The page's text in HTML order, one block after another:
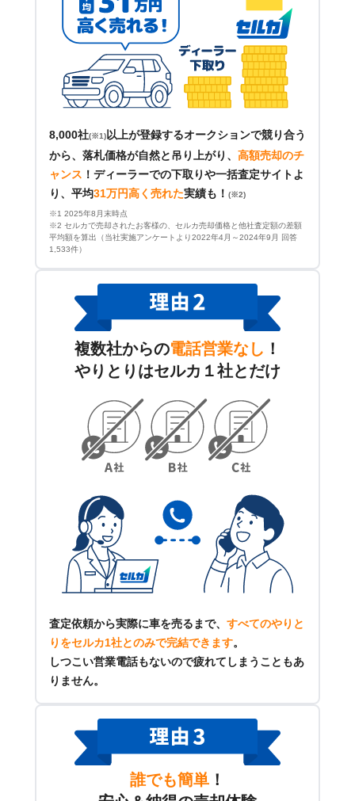
8,000社(※1) 以上が登録するオークションで競り合う
から、落札価格が自然と吊り上がり、 高額売却のチ
ャンス ！ ディーラーでの下取りや一括査定サイトよ
り、平均31万円高く売れた実績も！ (※2)
※1 2025年8月末時点
※2 セルカで売却されたお客様の、セルカ売却価格と他社査定額の差額
平均額を算出（当社実施アンケートより2022年4月～2024年9月 回答
1,533件）
複数社からの電話営業なし ！
やりとりはセルカ１社とだけ
査定依頼から実際に車を売るまで、 すべてのやりと
りをセルカ1社とのみで完結できます。
しつこい営業電話もないので疲れてしまうこともあ
りません。
誰でも簡単 ！